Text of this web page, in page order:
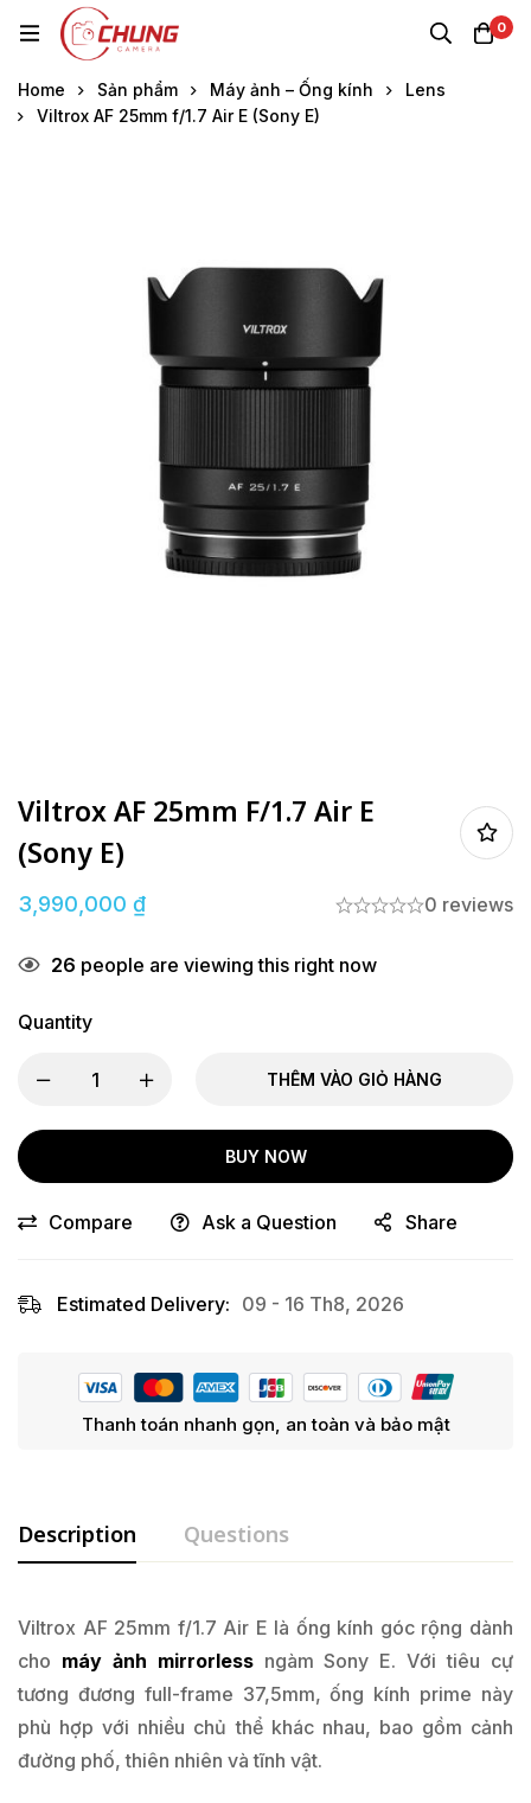
0
Home Sản phẩm Máy ảnh – Ống kính
Lens
Viltrox AF 25mm f/1.7 Air E (Sony E)
Viltrox AF 25mm F/1.7 Air E
(Sony E)
3,990,000 ₫ 0 reviews
26 people are viewing this right now
Quantity
THÊM VÀO GIỎ HÀNG
BUY NOW
Compare Ask a Question Share
Estimated Delivery: 09 - 16 Th8, 2026
Thanh toán nhanh gọn, an toàn và bảo mật
Description Questions
Viltrox AF 25mm f/1.7 Air E là ống kính góc rộng dành
cho máy ảnh mirrorlessngàm Sony E. Với tiêu cự
tương đương full-frame 37,5mm, ống kính prime này
phù hợp với nhiều chủ thể khác nhau, bao gồm cảnh
đường phố, thiên nhiên và tĩnh vật.